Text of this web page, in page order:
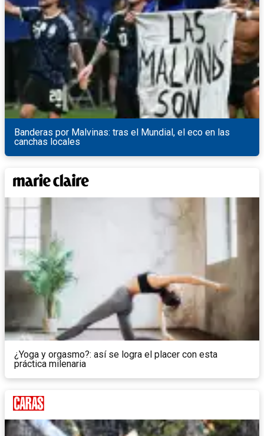
Banderas por Malvinas: tras el Mundial, el eco en las
canchas locales
¿Yoga y orgasmo?: así se logra el placer con esta
práctica milenaria